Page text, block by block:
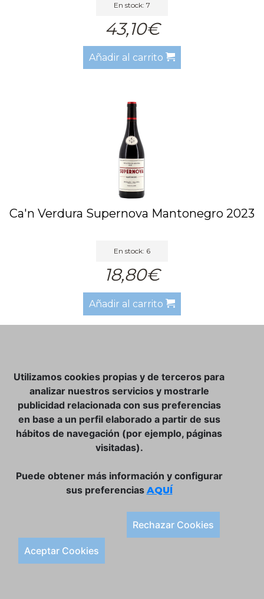
En stock: 7
43,10€
Añadir al carrito
Ca'n Verdura Supernova Mantonegro 2023
En stock: 6
18,80€
Añadir al carrito
CLUB VINATER
CONTACTO
TIENDA ONLINE:
Plaça de la Llibertat, 22, 07760 Ciutadella
Tlf. 971 93 78 75
Utilizamos cookies propias y de terceros para
analizar nuestros servicios y mostrarle
publicidad relacionada con sus preferencias
en base a un perfil elaborado a partir de sus
hábitos de navegación (por ejemplo, páginas
visitadas).
Puede obtener más información y configurar
sus preferencias AQUÍ
Rechazar Cookies
Aceptar Cookies